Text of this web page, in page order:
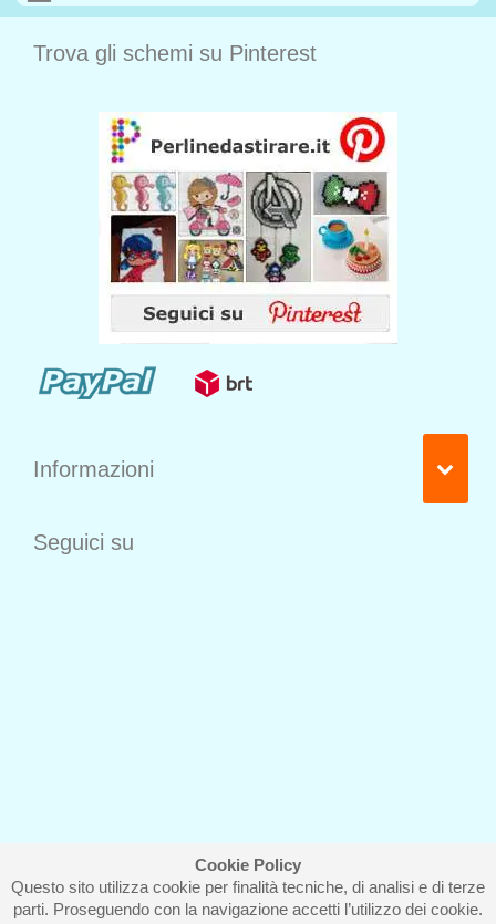
Cookie Policy
Questo sito utilizza cookie per finalità tecniche, di analisi e di terze
parti. Proseguendo con la navigazione accetti l’utilizzo dei cookie.
Trova gli schemi su Pinterest
Informazioni
Seguici su
Iscriviti alla nostra newsletter